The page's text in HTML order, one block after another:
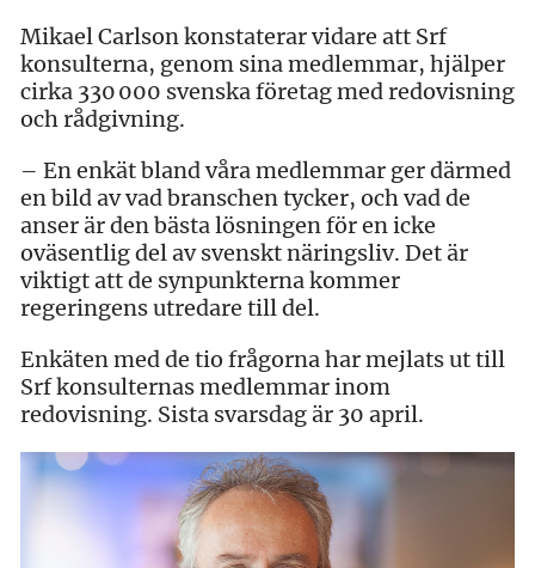
Mikael Carlson konstaterar vidare att Srf
konsulterna, genom sina medlemmar, hjälper
cirka 330 000 svenska företag med redovisning
och rådgivning.
– En enkät bland våra medlemmar ger därmed
en bild av vad branschen tycker, och vad de
anser är den bästa lösningen för en icke
oväsentlig del av svenskt näringsliv. Det är
viktigt att de synpunkterna kommer
regeringens utredare till del.
Enkäten med de tio frågorna har mejlats ut till
Srf konsulternas medlemmar inom
redovisning. Sista svarsdag är 30 april.